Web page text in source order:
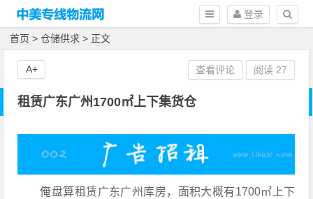
登录
首页 >仓储供求 > 正文
租赁广东广州1700㎡上下集货仓
俺盘算租赁广东广州库房，面积大概有1700㎡上下
查看评论 阅读 27
A+